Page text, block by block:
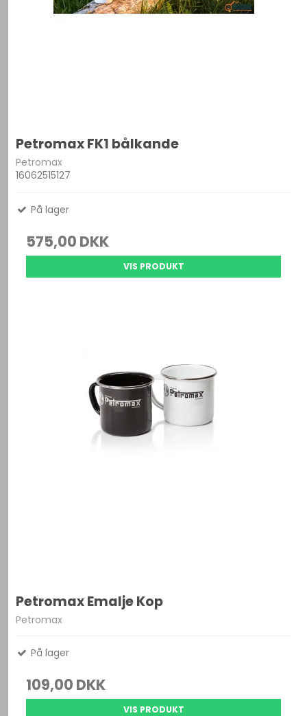
Petromax FK1 bålkande
Petromax
16062515127
På lager
575,00 DKK
VIS PRODUKT
Petromax Emalje Kop
Petromax
På lager
109,00 DKK
VIS PRODUKT